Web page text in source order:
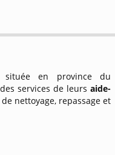
située en province du
services de leurs aide-
nettoyage, repassage et